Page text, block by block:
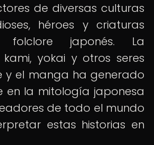
de diversas culturas
héroes y criaturas
folclore japonés. La
yokai y otros seres
y el manga ha generado
en la mitología japonesa
de todo el mundo
estas historias en